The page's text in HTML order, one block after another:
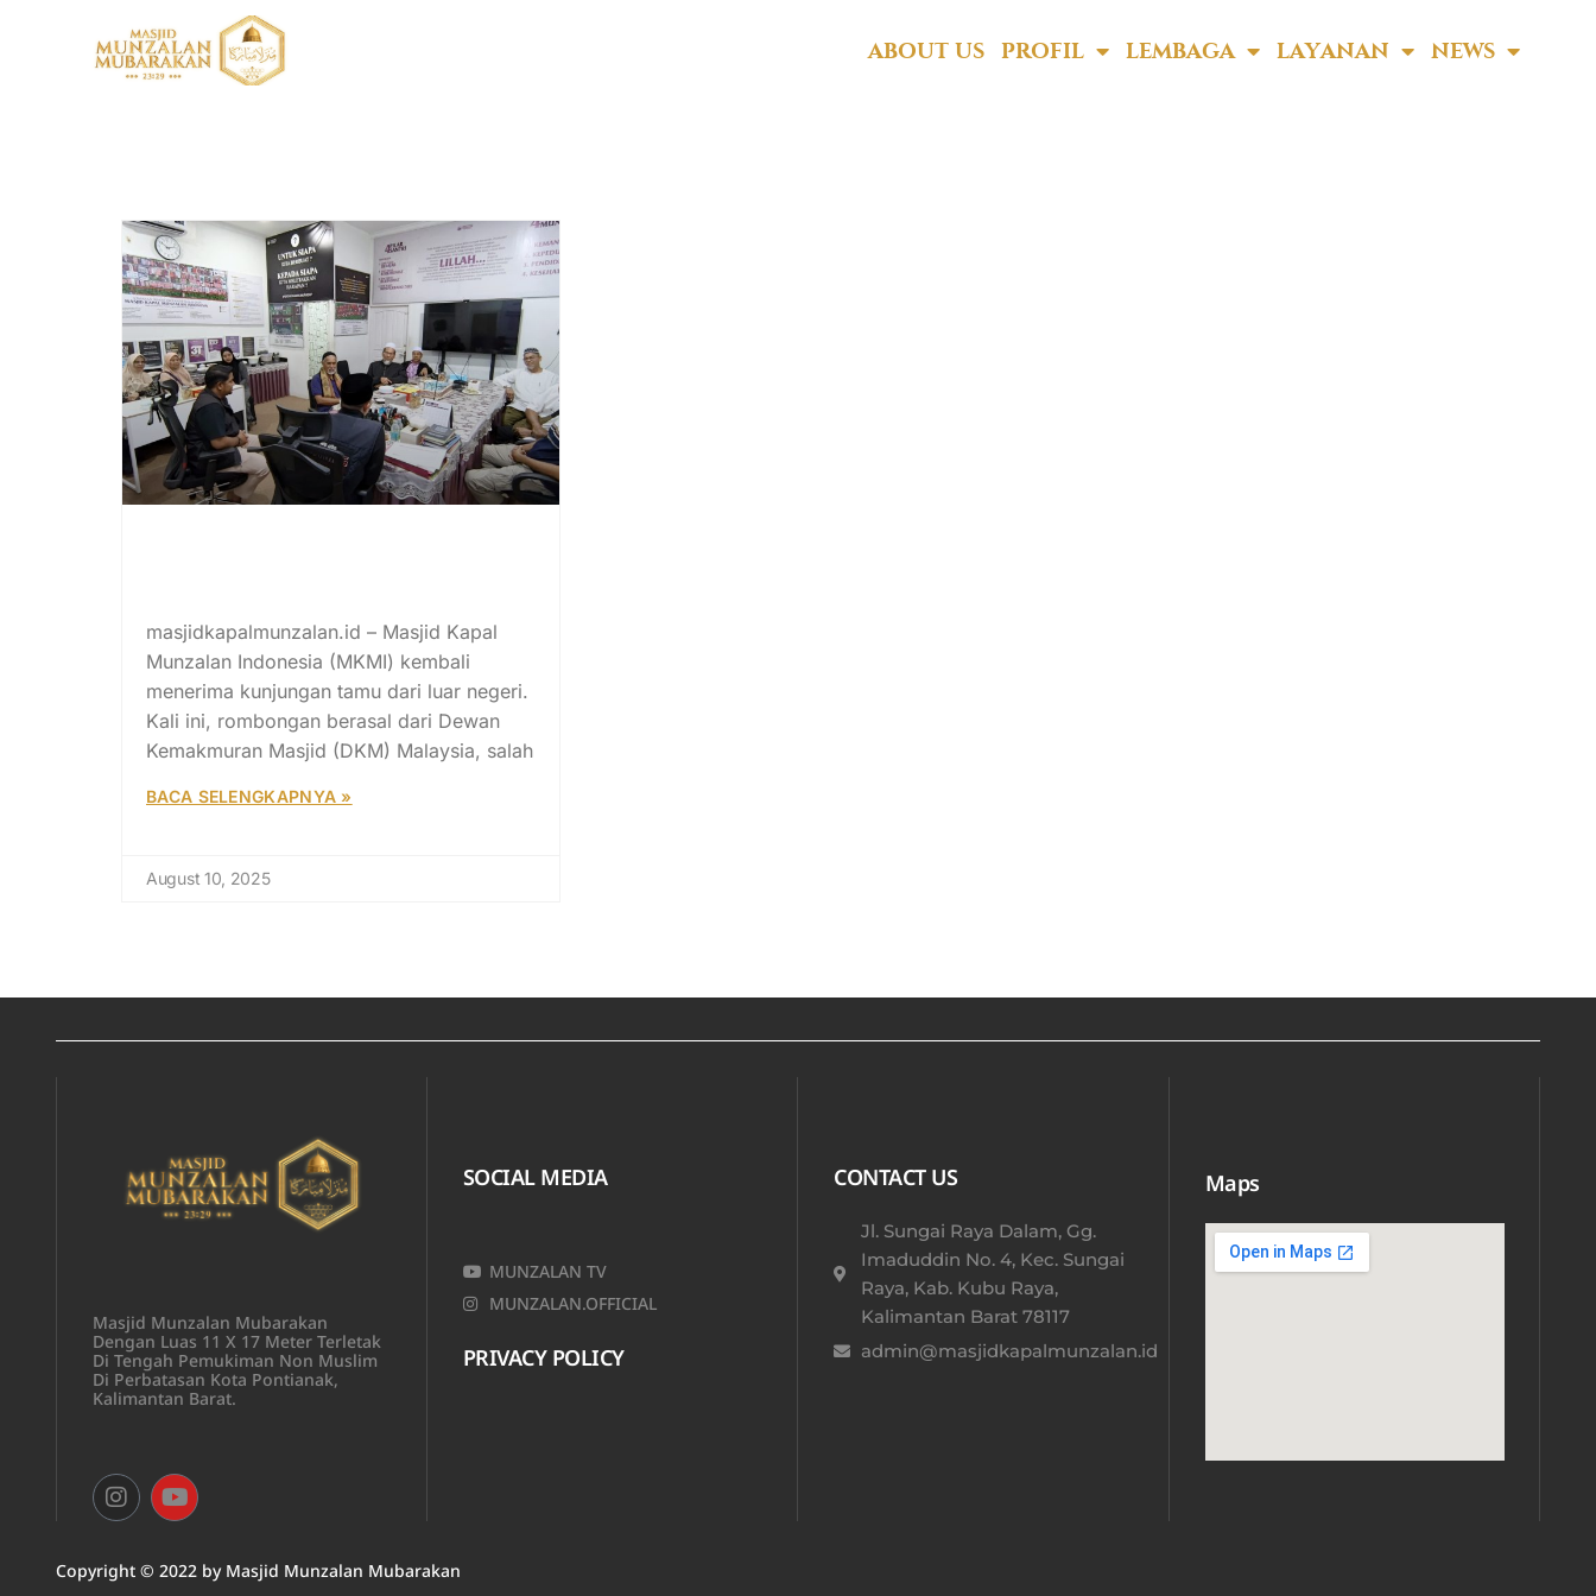
ABOUT US PROFIL LEMBAGA LAYANAN NEWS
Bandar Pasir Mas
masjidkapalmunzalan.id – Masjid Kapal
Munzalan Indonesia (MKMI) kembali
menerima kunjungan tamu dari luar negeri.
Kali ini, rombongan berasal dari Dewan
Kemakmuran Masjid (DKM) Malaysia, salah
BACA SELENGKAPNYA »
August 10, 2025
Masjid Munzalan Mubarakan
Dengan Luas 11 X 17 Meter Terletak
Di Tengah Pemukiman Non Muslim
Di Perbatasan Kota Pontianak,
Kalimantan Barat.
SOCIAL MEDIA
MUNZALAN TV
MUNZALAN.OFFICIAL
PRIVACY POLICY
CONTACT US
Jl. Sungai Raya Dalam, Gg.
Imaduddin No. 4, Kec. Sungai
Raya, Kab. Kubu Raya,
Kalimantan Barat 78117​
admin@masjidkapalmunzalan.id
Maps
Copyright © 2022 by Masjid Munzalan Mubarakan